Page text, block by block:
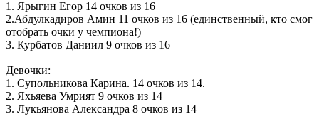
1. Ярыгин Егор 14 очков из 16
2.Абдулкадиров Амин 11 очков из 16 (единственный, кто смог
отобрать очки у чемпиона!)
3. Курбатов Даниил 9 очков из 16
Девочки:
1. Супольникова Карина. 14 очков из 14.
2. Яхьяева Умрият 9 очков из 14
3. Лукьянова Александра 8 очков из 14